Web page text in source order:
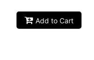
Add to Cart